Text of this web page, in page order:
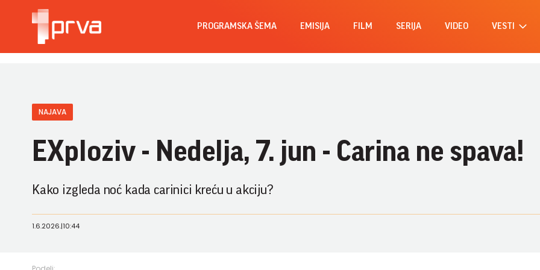
PROGRAMSKA ŠEMA EMISIJA FILM SERIJA VIDEO VESTI
NAJAVA
EXploziv - Nedelja, 7. jun - Carina ne spava!
Kako izgleda noć kada carinici kreću u akciju?
1.6.2026.|10:44